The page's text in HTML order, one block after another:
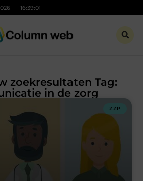
16:39:01
zoekresultaten Tag:
in de zorg
ZZP